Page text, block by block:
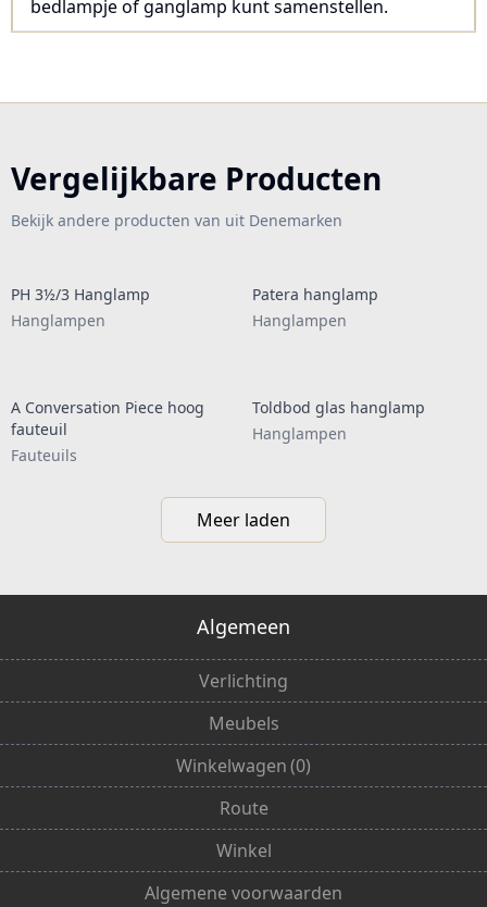
bedlampje of ganglamp kunt samenstellen.
Vergelijkbare Producten
Bekijk andere producten van uit Denemarken
PH 3½/3 Hanglamp
Hanglampen
Patera hanglamp
Hanglampen
A Conversation Piece hoog
fauteuil
Fauteuils
Toldbod glas hanglamp
Hanglampen
Meer laden
Algemeen
Verlichting
Meubels
Winkelwagen(0)
Route
Winkel
Algemene voorwaarden